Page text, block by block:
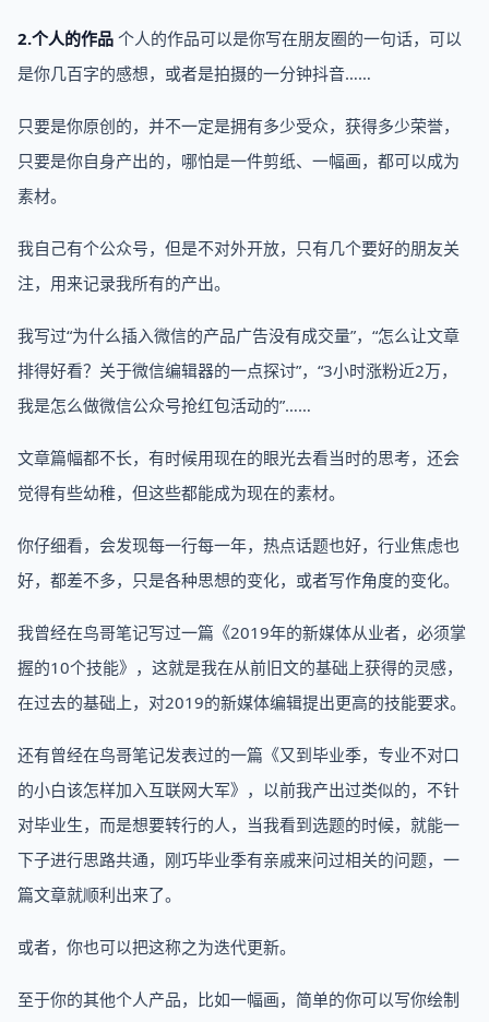
2.个人的作品 个人的作品可以是你写在朋友圈的一句话，可以
是你几百字的感想，或者是拍摄的一分钟抖音……
只要是你原创的，并不一定是拥有多少受众，获得多少荣誉，
只要是你自身产出的，哪怕是一件剪纸、一幅画，都可以成为
素材。
我自己有个公众号，但是不对外开放，只有几个要好的朋友关
注，用来记录我所有的产出。
我写过“为什么插入微信的产品广告没有成交量”，“怎么让文章
排得好看？关于微信编辑器的一点探讨”，“3小时涨粉近2万，
我是怎么做微信公众号抢红包活动的”……
文章篇幅都不长，有时候用现在的眼光去看当时的思考，还会
觉得有些幼稚，但这些都能成为现在的素材。
你仔细看，会发现每一行每一年，热点话题也好，行业焦虑也
好，都差不多，只是各种思想的变化，或者写作角度的变化。
我曾经在鸟哥笔记写过一篇《2019年的新媒体从业者，必须掌
握的10个技能》，这就是我在从前旧文的基础上获得的灵感，
在过去的基础上，对2019的新媒体编辑提出更高的技能要求。
还有曾经在鸟哥笔记发表过的一篇《又到毕业季，专业不对口
的小白该怎样加入互联网大军》，以前我产出过类似的，不针
对毕业生，而是想要转行的人，当我看到选题的时候，就能一
下子进行思路共通，刚巧毕业季有亲戚来问过相关的问题，一
篇文章就顺利出来了。
或者，你也可以把这称之为迭代更新。
至于你的其他个人产品，比如一幅画，简单的你可以写你绘制